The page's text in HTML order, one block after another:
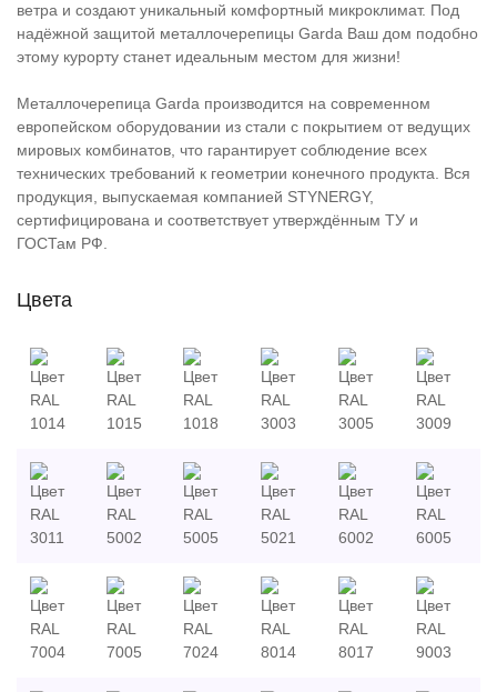
ветра и создают уникальный комфортный микроклимат. Под
надёжной защитой металлочерепицы Garda Ваш дом подобно
этому курорту станет идеальным местом для жизни!
Металлочерепица Garda производится на современном
европейском оборудовании из стали с покрытием от ведущих
мировых комбинатов, что гарантирует соблюдение всех
технических требований к геометрии конечного продукта. Вся
продукция, выпускаемая компанией STYNERGY,
сертифицирована и соответствует утверждённым ТУ и
ГОСТам РФ.
Цвета